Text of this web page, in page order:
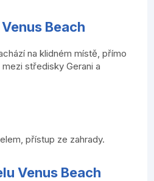
Beach
na klidném místě, přímo
středisky Gerani a
přístup ze zahrady.
Venus Beach